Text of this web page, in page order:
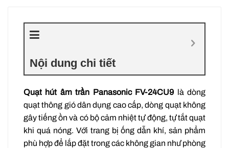
Nội dung chi tiết
Quạt hút âm trần Panasonic FV-24CU9 là dòng
quạt thông gió dân dụng cao cấp, dòng quạt không
gây tiếng ồn và có bộ cảm nhiệt tự động, tự tắt quạt
khi quá nóng. Với trang bị ống dẫn khí, sản phẩm
phù hợp để lắp đặt trong các không gian như phòng